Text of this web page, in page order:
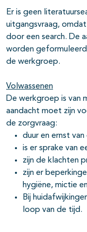
Er is geen
uitgangsvraag,
door een search. De
worden
de werkgroep.
Volwassenen
De werkgroep is van
aandacht moet zijn
de zorgvraag:
duur en ernst
is er sprake van
zijn de klachten
zijn er
hygiëne, mictie
Bij
loop van de tijd.